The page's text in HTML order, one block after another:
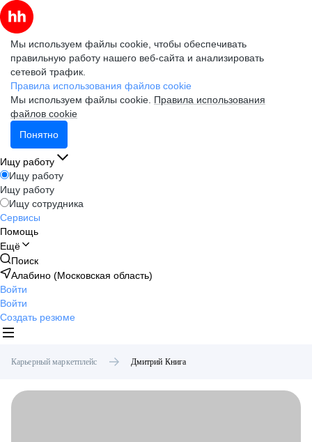
Мы используем файлы cookie, чтобы обеспечивать
правильную работу нашего веб-сайта и анализировать
сетевой трафик.
Правила использования файлов cookie
Мы используем файлы cookie. Правила использования
файлов cookie
Понятно
Ищу работу
Ищу работу
Ищу работу
Ищу сотрудника
Сервисы
Помощь
Ещё
Поиск
Алабино (Московская область)
Войти
Войти
Создать резюме
Карьерный маркетплейс Дмитрий Книга